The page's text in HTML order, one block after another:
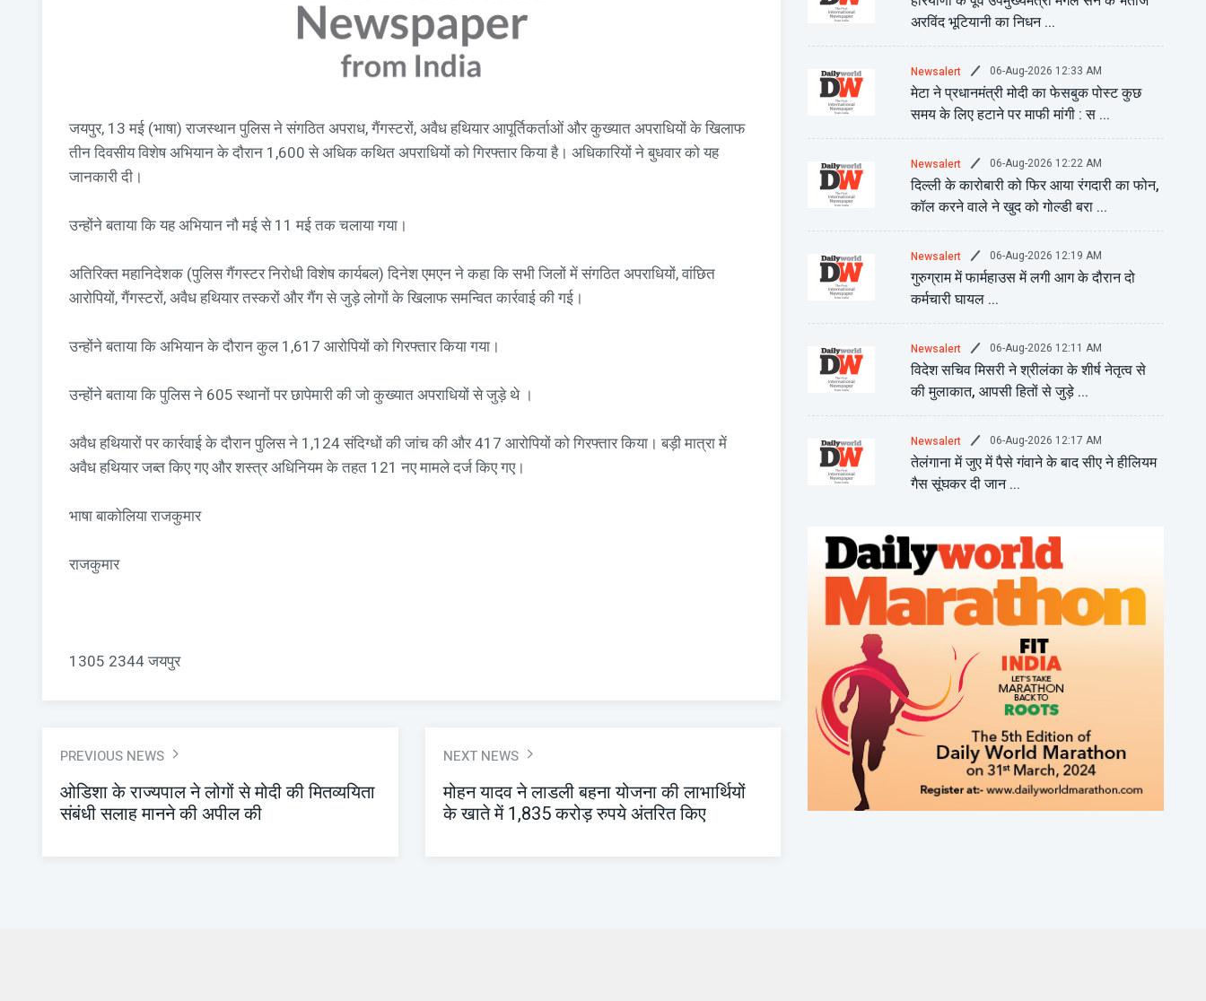
जयपुर, 13 मई (भाषा) राजस्थान पुलिस ने संगठित अपराध, गैंगस्टरों, अवैध हथियार आपूर्तिकर्ताओं और कुख्यात अपराधियों के खिलाफ
तीन दिवसीय विशेष अभियान के दौरान 1,600 से अधिक कथित अपराधियों को गिरफ्तार किया है। अधिकारियों ने बुधवार को यह
जानकारी दी।
उन्होंने बताया कि यह अभियान नौ मई से 11 मई तक चलाया गया।
अतिरिक्त महानिदेशक (पुलिस गैंगस्टर निरोधी विशेष कार्यबल) दिनेश एमएन ने कहा कि सभी जिलों में संगठित अपराधियों, वांछित
आरोपियों, गैंगस्टरों, अवैध हथियार तस्करों और गैंग से जुड़े लोगों के खिलाफ समन्वित कार्रवाई की गई।
उन्होंने बताया कि अभियान के दौरान कुल 1,617 आरोपियों को गिरफ्तार किया गया।
उन्होंने बताया कि पुलिस ने 605 स्थानों पर छापेमारी की जो कुख्यात अपराधियों से जुड़े थे ।
अवैध हथियारों पर कार्रवाई के दौरान पुलिस ने 1,124 संदिग्धों की जांच की और 417 आरोपियों को गिरफ्तार किया। बड़ी मात्रा में
अवैध हथियार जब्त किए गए और शस्त्र अधिनियम के तहत 121 नए मामले दर्ज किए गए।
भाषा बाकोलिया राजकुमार
राजकुमार
1305 2344 जयपुर
PREVIOUS NEWS
ओडिशा के राज्यपाल ने लोगों से मोदी की मितव्ययिता
संबंधी सलाह मानने की अपील की
NEXT NEWS
मोहन यादव ने लाडली बहना योजना की लाभार्थियों
के खाते में 1,835 करोड़ रुपये अंतरित किए
अरविंद भूटियानी का निधन ...
Newsalert 06-Aug-2026 12:33 AM
मेटा ने प्रधानमंत्री मोदी का फेसबुक पोस्ट कुछ
समय के लिए हटाने पर माफी मांगी : स ...
Newsalert 06-Aug-2026 12:22 AM
दिल्ली के कारोबारी को फिर आया रंगदारी का फोन,
कॉल करने वाले ने खुद को गोल्डी बरा ...
Newsalert 06-Aug-2026 12:19 AM
गुरुग्राम में फार्महाउस में लगी आग के दौरान दो
कर्मचारी घायल ...
Newsalert 06-Aug-2026 12:11 AM
विदेश सचिव मिसरी ने श्रीलंका के शीर्ष नेतृत्व से
की मुलाकात, आपसी हितों से जुड़े ...
Newsalert 06-Aug-2026 12:17 AM
तेलंगाना में जुए में पैसे गंवाने के बाद सीए ने हीलियम
गैस सूंघकर दी जान ...